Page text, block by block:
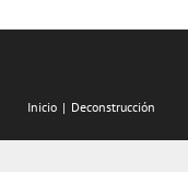
Inicio Deconstrucción